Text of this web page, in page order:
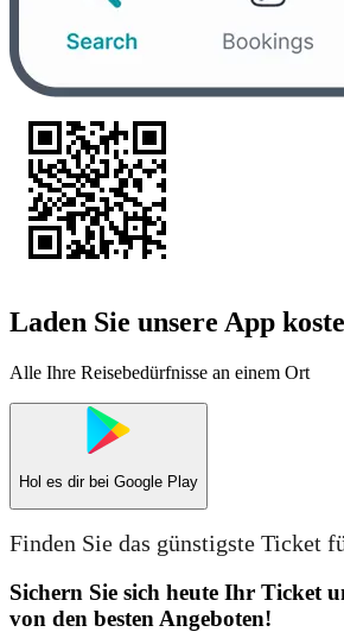
Laden Sie unsere App
Alle Ihre Reisebedürfnisse an einem Ort
Hol es dir bei Google Play
Finden Sie das günstigste Ticket
Sichern Sie sich heute Ihr Ticket
von den besten Angeboten!